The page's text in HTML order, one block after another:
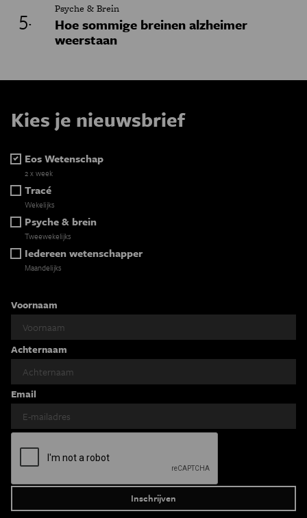
Psyche & Brein
Hoe sommige breinen alzheimer
weerstaan
Kies je nieuwsbrief
Eos Wetenschap
2 x week
Tracé
Wekelijks
Psyche & brein
Tweewekelijks
Iedereen wetenschapper
Maandelijks
Voornaam
Achternaam
Email